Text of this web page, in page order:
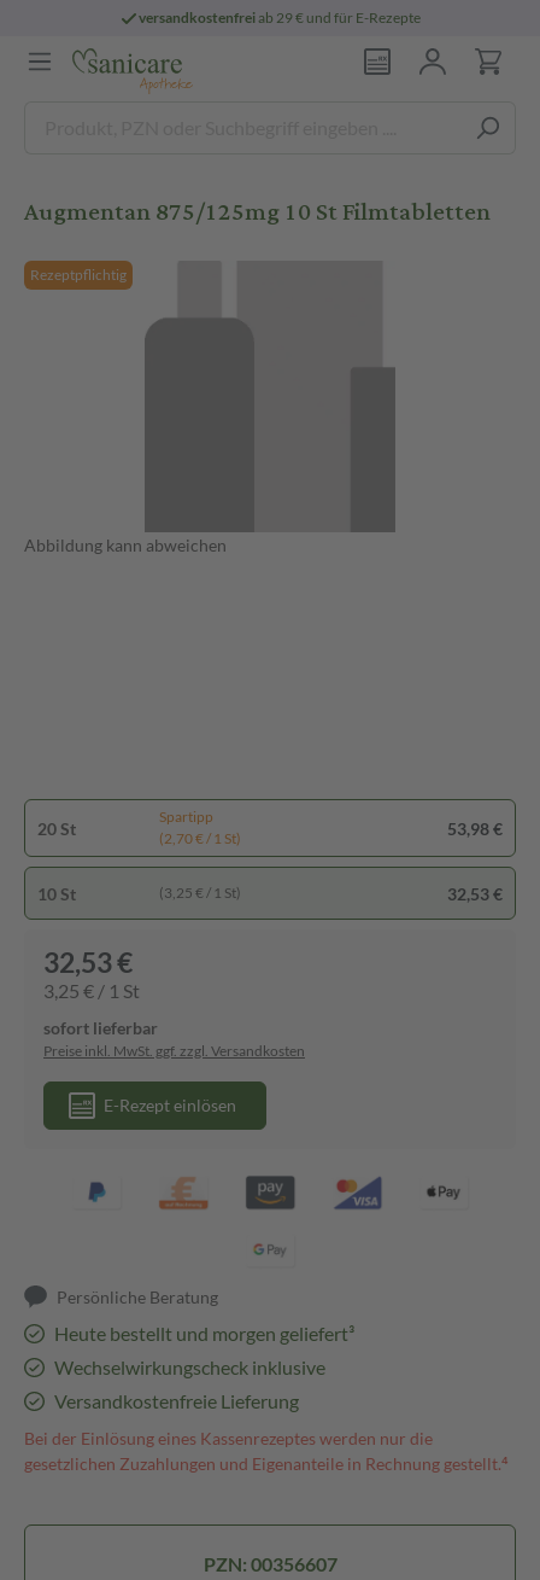
versandkostenfreiab 29 € und für E-Rezepte
Augmentan 875/125mg 10 St Filmtabletten
Rezeptpflichtig
Abbildung kann abweichen
20 St
Spartipp
(2,70 € / 1 St)
53,98 €
10 St (3,25 € / 1 St) 32,53 €
32,53 €
3,25 € / 1 St
sofort lieferbar
Preise inkl. MwSt. ggf. zzgl. Versandkosten
E-Rezept einlösen
Persönliche Beratung
Heute bestellt und morgen geliefert³
Wechselwirkungscheck inklusive
Versandkostenfreie Lieferung
Bei der Einlösung eines Kassenrezeptes werden nur die
gesetzlichen Zuzahlungen und Eigenanteile in Rechnung gestellt.⁴
PZN: 00356607